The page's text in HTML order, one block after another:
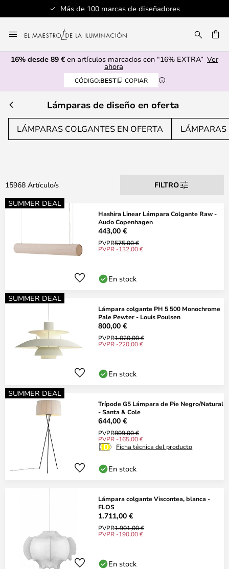
Servicio al cliente profesional
al
contenido
16% desde 89 € en artículos marcados con “16% EXTRA” Ver
ahora
CÓDIGO:BEST COPIAR
Lámparas de diseño en oferta
LÁMPARAS COLGANTES EN OFERTA LÁMPARAS
15968 Artículo/s
FILTRO
SUMMER DEAL
Hashira Linear Lámpara Colgante Raw -
Audo Copenhagen
443,00 €
PVPR575,00 €
PVPR -132,00 €
En stock
SUMMER DEAL
Lámpara colgante PH 5 500 Monochrome
Pale Pewter - Louis Poulsen
800,00 €
PVPR1.020,00 €
PVPR -220,00 €
En stock
SUMMER DEAL
Trípode G5 Lámpara de Pie Negro/Natural
- Santa & Cole
644,00 €
PVPR809,00 €
PVPR -165,00 €
Ficha técnica del producto
En stock
Lámpara colgante Viscontea, blanca -
FLOS
1.711,00 €
PVPR1.901,00 €
PVPR -190,00 €
En stock